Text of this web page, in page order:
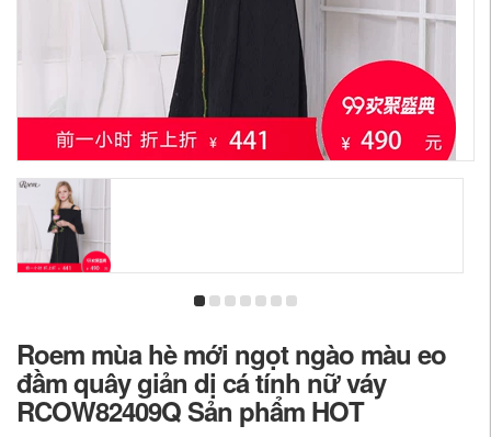
Roem mùa hè mới ngọt ngào màu eo
đầm quây giản dị cá tính nữ váy
RCOW82409Q Sản phẩm HOT